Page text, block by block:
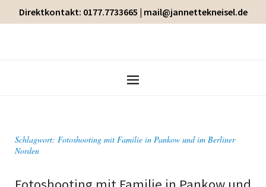
Direktkontakt: 0177.7733665 | mail@jannettekneisel.de
Schlagwort: Fotoshooting mit Familie in Pankow und im Berliner
Norden